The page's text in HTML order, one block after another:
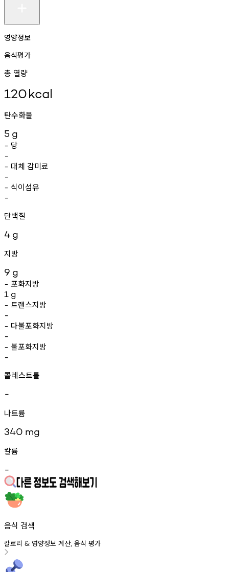
영양정보
음식평가
총 열량
120kcal
탄수화물
5 g
- 당
-
- 대체 감미료
-
- 식이섬유
-
단백질
4 g
지방
9 g
- 포화지방
1 g
- 트랜스지방
-
- 다불포화지방
-
- 불포화지방
-
콜레스트롤
-
나트륨
340 mg
칼륨
-
음식 검색
칼로리 & 영양정보 계산, 음식 평가